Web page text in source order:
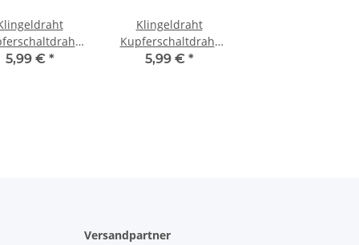
0,5mm 1-adrig
5,99 € *
Klingeldraht
Kupferschaltdraht
Draht 0,5mm 1-adrig
5,99 € *
Versandpartner